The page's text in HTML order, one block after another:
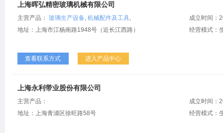
上海晖弘精密玻璃机械有限公司
主营产品： 玻璃生产设备, 机械配件及工具,
地址：上海市江杨南路1948号（近长江西路）
成立时间：
经营模式：
查看联系方式 进入产品中心
上海永利带业股份有限公司
主营产品：
地址：上海青浦区徐旺路58号
成立时间：
经营模式：